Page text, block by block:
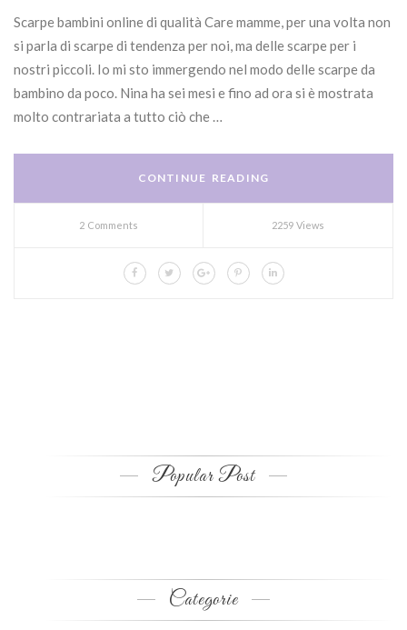
Scarpe bambini online di qualità Care mamme, per una volta non
si parla di scarpe di tendenza per noi, ma delle scarpe per i
nostri piccoli. Io mi sto immergendo nel modo delle scarpe da
bambino da poco. Nina ha sei mesi e fino ad ora si è mostrata
molto contrariata a tutto ciò che …
CONTINUE READING
2 Comments 2259 Views
Popular Post
Categorie